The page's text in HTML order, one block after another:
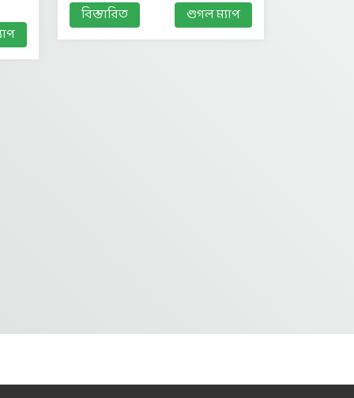
বিস্তারিত গুগল ম্যাপ